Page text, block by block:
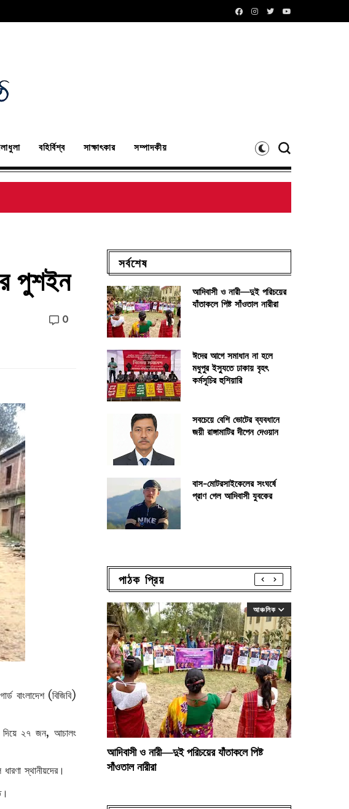
বহির্বিশ্ব সাক্ষাৎকার সম্পাদকীয়
পুশইন
0
বাংলাদেশ (বিজিবি)
দিয়ে ২৭ জন, আচালং
স্থানীয়দের।
সর্বশেষ
আদিবাসী ও নারী—দুই পরিচয়ের
যাঁতাকলে পিষ্ট সাঁওতাল নারীরা
ঈদের আগে সমাধান না হলে
মধুপুর ইস্যুতে ঢাকায় বৃহৎ
কর্মসূচির হুশিয়ারি
সবচেয়ে বেশি ভোটের ব্যবধানে
জয়ী রাঙ্গামাটির দীপেন দেওয়ান
বাস-মোটরসাইকেলের সংঘর্ষে
প্রাণ গেল আদিবাসী যুবকের
পাঠক প্রিয়
আঞ্চলিক
আদিবাসী ও নারী—দুই পরিচয়ের যাঁতাকলে পিষ্ট
সাঁওতাল নারীরা